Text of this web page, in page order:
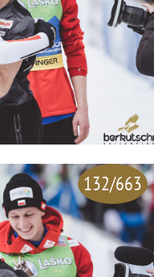
132/663